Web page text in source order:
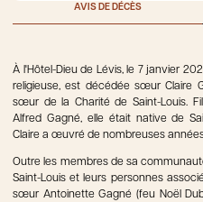
AVIS DE DÉCÈS
À l'Hôtel-Dieu de Lévis, le 7 janvier
religieuse, est décédée sœur Claire
sœur de la Charité de Saint-Louis.
Alfred Gagné, elle était native de
Claire a œuvré de nombreuses
Outre les membres de sa
Saint-Louis et leurs personnes
sœur Antoinette Gagné (feu Noël